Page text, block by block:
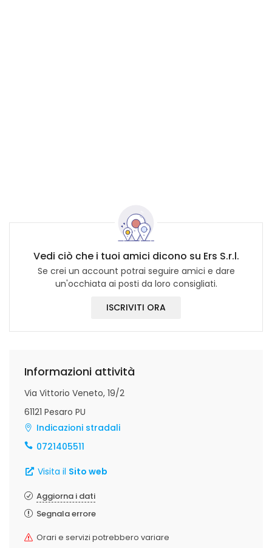
Vedi ciò che i tuoi amici dicono su Ers S.r.l.
Se crei un account potrai seguire amici e dare
un'occhiata ai posti da loro consigliati.
ISCRIVITI ORA
Informazioni attività
Via Vittorio Veneto, 19/2
61121 Pesaro PU
Indicazioni stradali
0721405511
Visita il Sito web
Aggiorna i dati
Segnala errore
Orari e servizi potrebbero variare